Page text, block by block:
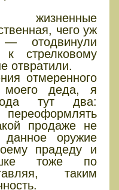
жизненные
чего уж
отодвинули
стрелковому
отвратили.
отмеренного
деда, я
тут два:
продаже не
оружие
прадеду и
тоже по
таким